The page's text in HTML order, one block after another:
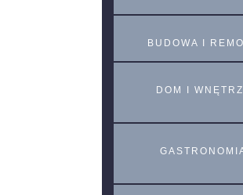
BUDOWA I
DOM I